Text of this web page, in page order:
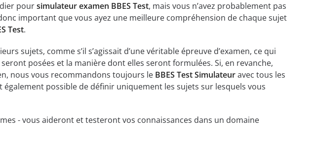
poursimulateur examen BBES Test, mais vous n’avez probablement pas
important que vous ayez une meilleure compréhension de chaque sujet
Test.
sujets, comme s’il s’agissait d’une véritable épreuve d’examen, ce qui
posées et la manière dont elles seront formulées. Si, en revanche,
nous vous recommandons toujours le BBES Test Simulateuravec tous les
également possible de définir uniquement les sujets sur lesquels vous
- vous aideront et testeront vos connaissances dans un domaine